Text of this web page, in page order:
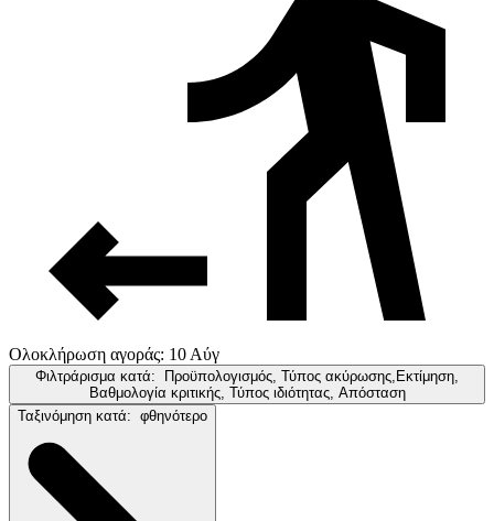
Ολοκλήρωση αγοράς: 10 Αύγ
Φιλτράρισμα κατά: Προϋπολογισμός, Τύπος ακύρωσης,Εκτίμηση,
Βαθμολογία κριτικής, Τύπος ιδιότητας, Απόσταση
Ταξινόμηση κατά: φθηνότερο